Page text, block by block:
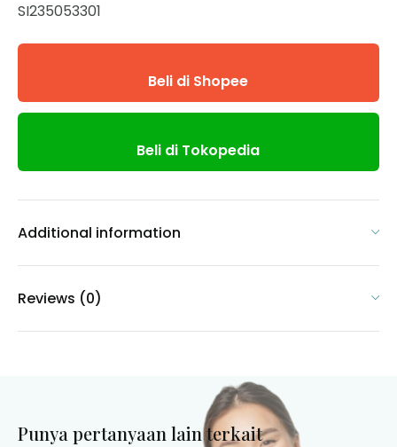
SI235053301
Beli di Shopee
Beli di Tokopedia
Additional information
Reviews (0)
Punya pertanyaan lain terkait